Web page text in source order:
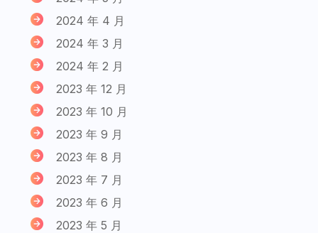
2024 年 4 月
2024 年 3 月
2024 年 2 月
2023 年 12 月
2023 年 10 月
2023 年 9 月
2023 年 8 月
2023 年 7 月
2023 年 6 月
2023 年 5 月